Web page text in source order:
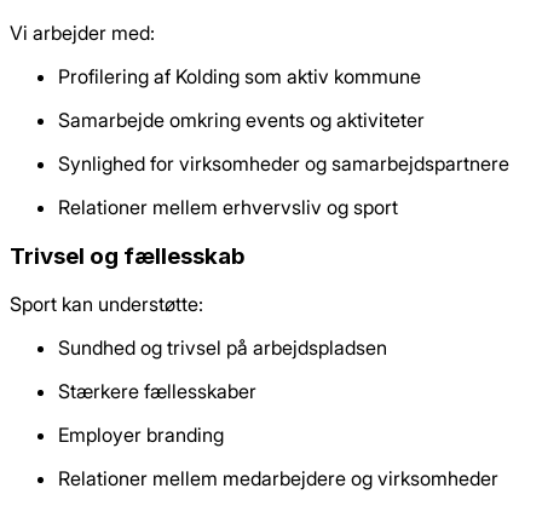
Vi arbejder med:
Profilering af Kolding som aktiv kommune
Samarbejde omkring events og aktiviteter
Synlighed for virksomheder og samarbejdspartnere
Relationer mellem erhvervsliv og sport
Trivsel og fællesskab
Sport kan understøtte:
Sundhed og trivsel på arbejdspladsen
Stærkere fællesskaber
Employer branding
Relationer mellem medarbejdere og virksomheder